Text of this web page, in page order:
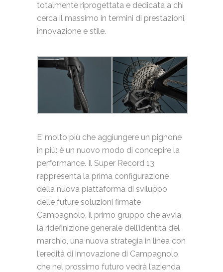
totalmente riprogettata e dedicata a chi
cerca il massimo in termini di prestazioni,
innovazione e stile.
E’ molto più che aggiungere un pignone
in più: è un nuovo modo di concepire la
performance. Il Super Record 13
rappresenta la prima configurazione
della nuova piattaforma di sviluppo
delle future soluzioni firmate
Campagnolo, il primo gruppo che avvia
la ridefinizione generale dell’identità del
marchio, una nuova strategia in linea con
l’eredità di innovazione di Campagnolo,
che nel prossimo futuro vedrà l’azienda